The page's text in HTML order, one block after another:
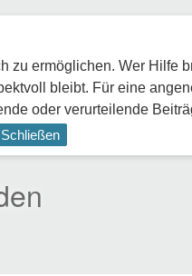
ermöglichen. Wer Hilfe
bleibt. Für eine
oder verurteilende
Schließen